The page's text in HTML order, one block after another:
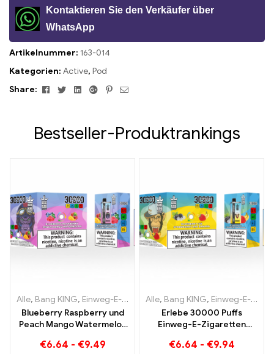
Kontaktieren Sie den Verkäufer über
WhatsApp
Artikelnummer: 163-014
Kategorien: Active, Pod
Share:
FacebookTwitterLinkedinGoogle+Pinterest
Email
Bestseller-Produktrankings
Alle, Bang KING, Einweg-E-Zigaretten Litauen ,Einweg-E-
Blueberry Raspberry und
Peach Mango Watermelon
Puffs EINWEG E-
€6.64 - €9.49
Alle, Bang KING, Einweg-E-Zigaretten Litauen
Erlebe 30000 Puffs
Einweg-E-Zigaretten
Ice trifft auf Strawberry
€6.64 - €9.94